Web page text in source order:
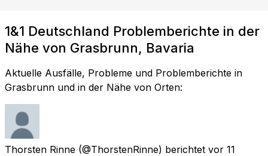
1&1 Deutschland Problemberichte in der
Nähe von Grasbrunn, Bavaria
Aktuelle Ausfälle, Probleme und Problemberichte in
Grasbrunn und in der Nähe von Orten:
Thorsten Rinne (@ThorstenRinne) berichtet vor 11